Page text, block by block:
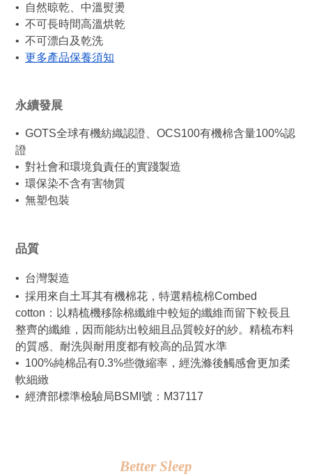
•  自然晾乾、中溫熨燙
•  不可長時間高溫烘乾
•  不可漂白及乾洗
• 更多產品保養須知
永續發展
•  GOTS全球有機紡織認證、OCS100有機棉含量100%認
證
•  對社會和環境負責任的實踐製造
•  環保染不含有害物質
•  無塑包裝
品質
•  台灣製造
•  採用來自土耳其有機棉花，特選精梳棉Combed
cotton：以精梳機移除棉纖維中較短的纖維而留下較長且
整齊的纖維，因而能紡出較細且品質較好的紗。精梳布料
的質感、耐洗與耐用度都有較高的品質水準
•  100%純棉品有0.3%些微縮率，經洗滌後觸感會更加柔
軟細緻
•  經濟部標準檢驗局BSMI號：M37117
Better Sleep